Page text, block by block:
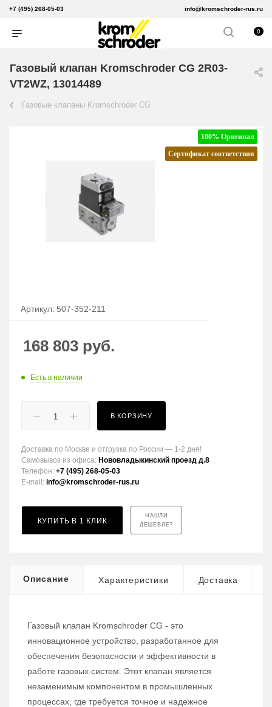
+7 (495) 268-05-03 info@kromschroder-rus.ru
0
Газовый клапан Kromschroder CG 2R03-
VT2WZ, 13014489
Газовые клапаны Kromschroder CG
100% Оригинал
Сертификат соответствия
Артикул: 507-352-211
168 803 руб.
Есть в наличии
В КОРЗИНУ
Доставка по Москве и отгрузка по России — 1-2 дня!
Самовывоз из офиса: Нововладыкинский проезд д.8
Телефон: +7 (495) 268-05-03
E-mail: info@kromschroder-rus.ru
КУПИТЬ В 1 КЛИК
НАШЛИ
ДЕШЕВЛЕ?
Описание Характеристики Доставка
Газовый клапан Kromschroder CG - это
инновационное устройство, разработанное для
обеспечения безопасности и эффективности в
работе газовых систем. Этот клапан является
незаменимым компонентом в промышленных
процессах, где требуется точное и надежное